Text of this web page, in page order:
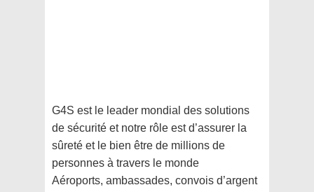
G4S est le leader mondial des solutions
de sécurité et notre rôle est d’assurer la
sûreté et le bien être de millions de
personnes à travers le monde
Aéroports, ambassades, convois d’argent